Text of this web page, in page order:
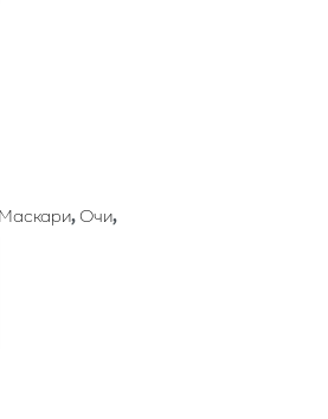
Маскари,Очи,